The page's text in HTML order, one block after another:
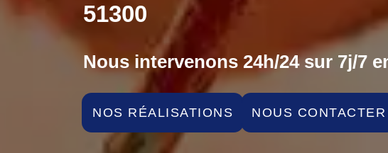
51300
Nous intervenons 24h/24 sur 7j/7
NOS RÉALISATIONS NOUS CONTACTER